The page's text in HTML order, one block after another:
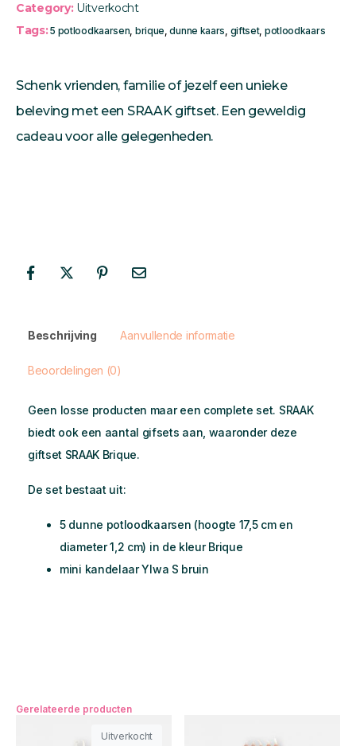
Category: Uitverkocht
Tags:5 potloodkaarsen, brique,dunne kaars, giftset, potloodkaars
Schenk vrienden, familie of jezelf een unieke
beleving met een SRAAK giftset. Een geweldig
cadeau voor alle gelegenheden.
Beschrijving Aanvullende informatie
Beoordelingen (0)
Geen losse producten maar een complete set. SRAAK
biedt ook een aantal gifsets aan, waaronder deze
giftset SRAAK Brique.
De set bestaat uit:
5 dunne potloodkaarsen (hoogte 17,5 cm en
diameter 1,2 cm) in de kleur Brique
mini kandelaar Ylwa S bruin
Gerelateerde producten
Uitverkocht